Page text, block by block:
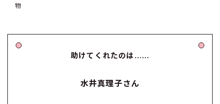
物
助けてくれたのは……
水井真理子さん